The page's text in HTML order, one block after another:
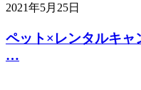
2021年5月25日
ペット×レンタルキャ
…